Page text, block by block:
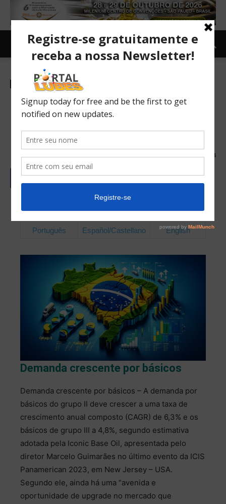
Newsletter Mercado TOPNEWS
Óleos básicos dos grupos II e
III com demanda crescente
no Brasil.
18/12/2023 594
Português Español/Castellano English
Demanda crescente por básicos
Demanda crescente por básicos – A demanda por
básicos do grupo II deve crescer a uma taxa de
crescimento anual composto (CAGR) de 6,3% e os
básicos de grupo III a 4,8%, segundo estimativa
adotada pela Iconic Base Oil, apresentada pelo
diretor Marcelo Guimarães no último evento da ICIS
Panamerican 2023, em New Jersey – USA.
Segundo ele, ainda há uma “avenida e
oportunidade de upgrade no mercado que